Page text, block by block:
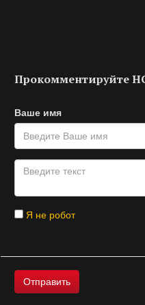
Прокомментируйте
Ваше имя
Я не робот